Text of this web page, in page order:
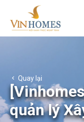
Quay lại
quản lý